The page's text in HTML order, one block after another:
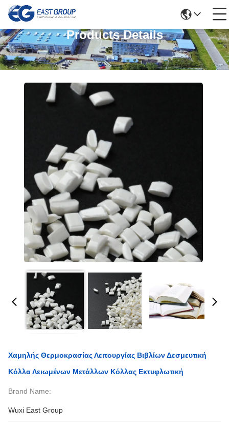
Products Details
Χαμηλής Θερμοκρασίας Λειτουργίας Βιβλίων Δεσμευτική
Κόλλα Λειωμένων Μετάλλων Κόλλας Εκτυφλωτική
Brand Name:
Wuxi East Group